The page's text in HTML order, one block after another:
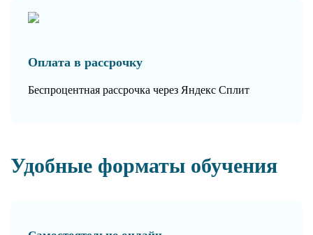
Оплата в рассрочку
Беспроцентная рассрочка через Яндекс Сплит
Удобные форматы обучения